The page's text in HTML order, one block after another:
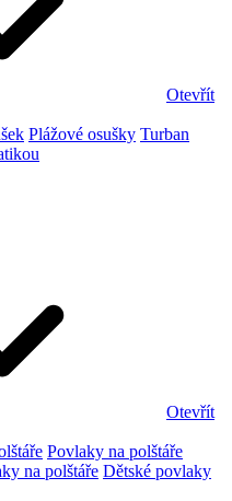
Otevřít
Plážové osušky Turban
Otevřít
Povlaky na polštáře
na polštáře Dětské povlaky